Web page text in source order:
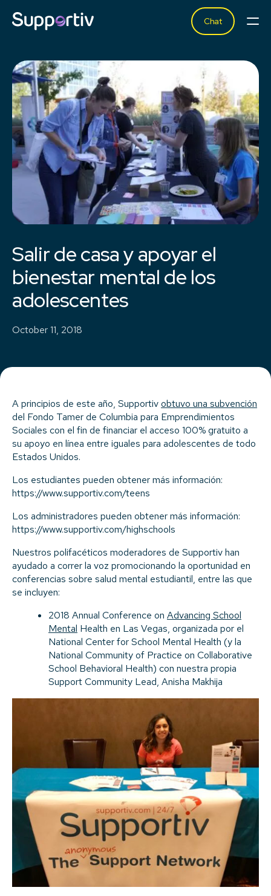
Chat
Salir de casa y apoyar el
bienestar mental de los
adolescentes
October 11, 2018
A principios de este año, Supportivobtuvo una subvención
del Fondo Tamer de Columbia para Emprendimientos
Sociales con el fin de financiar el acceso 100% gratuito a
su apoyo en línea entre iguales para adolescentes de todo
Estados Unidos.
Los estudiantes pueden obtener más información:
https://www.supportiv.com/teens
Los administradores pueden obtener más información:
https://www.supportiv.com/highschools
Nuestros polifacéticos moderadores de Supportiv han
ayudado a correr la voz promocionando la oportunidad en
conferencias sobre salud mental estudiantil, entre las que
se incluyen:
2018 Annual Conference on Advancing School
Mental Health en Las Vegas, organizada por el
National Center for School Mental Health (y la
National Community of Practice on Collaborative
School Behavioral Health) con nuestra propia
Support Community Lead, Anisha Makhija